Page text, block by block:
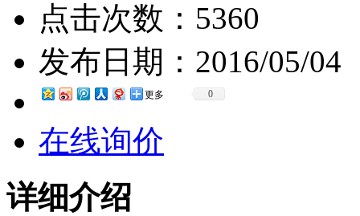
点击次数： 5360
发布日期： 2016/05/04
更多 0
在线询价
详细介绍